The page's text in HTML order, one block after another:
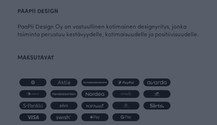
PAAPII DESIGN
PaaPii Design Oy on vastuullinen kotimainen designyritys, jonka
toiminta perustuu kestävyydelle, kotimaisuudelle ja positiivisuudelle.
MAKSUTAVAT